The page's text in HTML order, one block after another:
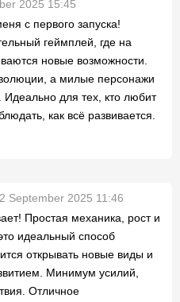
2025 15:45
с первого запуска!
геймплей, где на
новые возможности.
а милые персонажи
Идеально для тех, кто любит
как всё развивается.
2 September 2025 11:46
Простая механика, рост и
идеальный способ
открывать новые виды и
Минимум усилий,
Отличное